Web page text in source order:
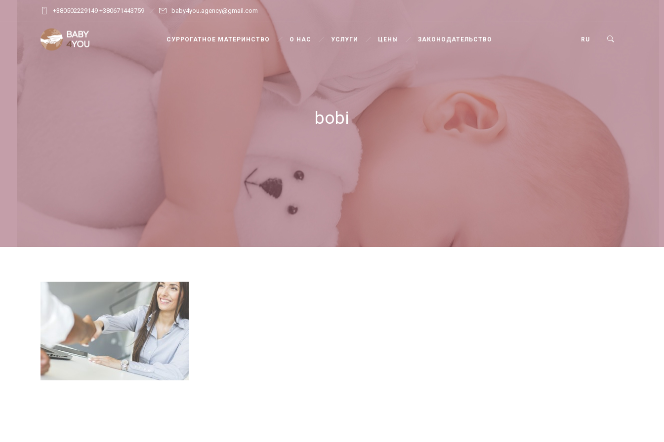
+380502229149 +380671443759 baby4you.agency@gmail.com
RU
СУРРОГАТНОЕ МАТЕРИНСТВО О НАС УСЛУГИ ЦЕНЫ ЗАКОНОДАТЕЛЬСТВО
bobi